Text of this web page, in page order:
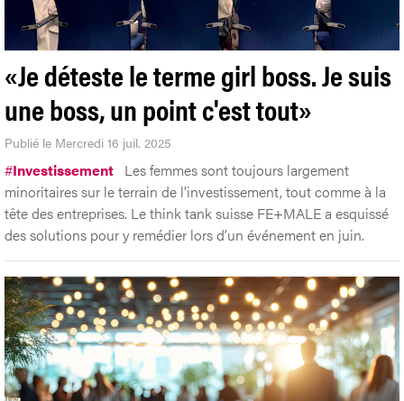
«Je déteste le terme girl boss. Je suis
une boss, un point c'est tout»
Publié le Mercredi 16 juil. 2025
#Investissement Les femmes sont toujours largement
minoritaires sur le terrain de l’investissement, tout comme à la
tête des entreprises. Le think tank suisse FE+MALE a esquissé
des solutions pour y remédier lors d’un événement en juin.